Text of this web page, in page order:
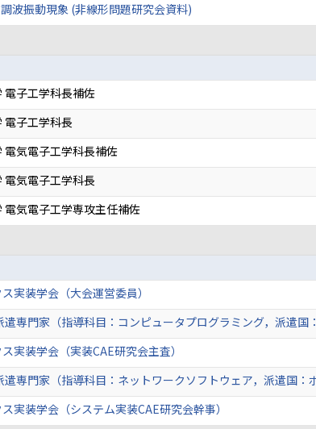
波振動現象 (非線形問題研究会資料)
電子工学科長補佐
電子工学科長
気電子工学科長補佐
電気電子工学科長
気電子工学専攻主任補佐
実装学会（大会運営委員）
専門家（指導科目：コンピュータプログラミング，派遣国
実装学会（実装CAE研究会主査）
専門家（指導科目：ネットワークソフトウェア，派遣国：
実装学会（システム実装CAE研究会幹事）